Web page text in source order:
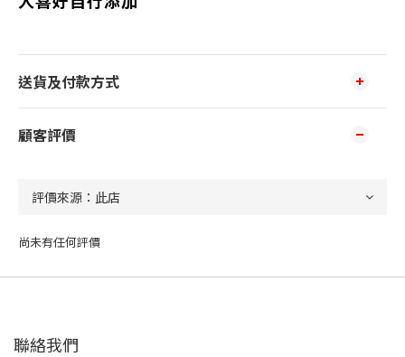
送貨及付款方式
顧客評價
尚未有任何評價
聯絡我們